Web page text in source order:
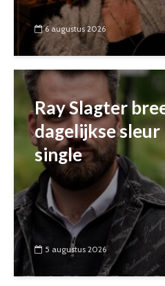
6 augustus 2026
Ray Slagter
dagelijkse
single
5 augustus 2026